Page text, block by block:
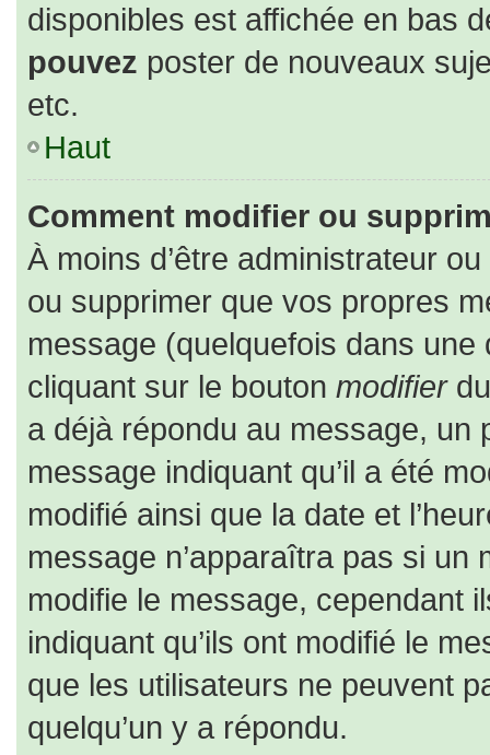
disponibles est affichée en bas
pouvez poster de nouveaux
etc.
Haut
Comment modifier ou
À moins d’être administrateur
ou supprimer que vos propres
message (quelquefois dans
cliquant sur le bouton modifierdu
a déjà répondu au message, un
message indiquant qu’il a été
modifié ainsi que la date et
message n’apparaîtra pas si
modifie le message, cependant
indiquant qu’ils ont modifié le
que les utilisateurs ne peuvent
quelqu’un y a répondu.